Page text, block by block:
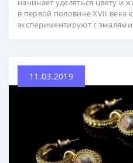
начинает уделяться цвету и
в первой половине XVII века
экспериментируют с
11.03.2019